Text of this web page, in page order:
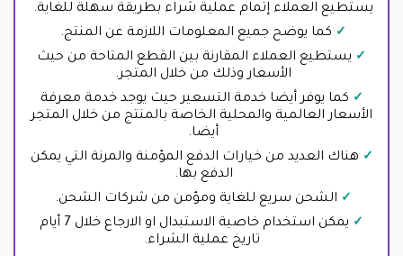
يستطيع العملاء إتمام عملية شراء بطريقة سهلة للغاية.
كما يوضح جميع المعلومات اللازمة عن المنتج.
يستطيع العملاء المقارنة بين القطع المتاحة من حيث
الأسعار وذلك من خلال المتجر.
كما يوفر أيضا خدمة التسعير حيث يوجد خدمة معرفة
الأسعار العالمية والمحلية الخاصة بالمنتج من خلال المتجر
أيضا.
هناك العديد من خيارات الدفع المؤمنة والمرنة التي يمكن
الدفع بها.
الشحن سريع للغاية ومؤمن من شركات الشحن.
يمكن استخدام خاصية الاستبدال او الارجاع خلال 7 أيام
تاريخ عملية الشراء.